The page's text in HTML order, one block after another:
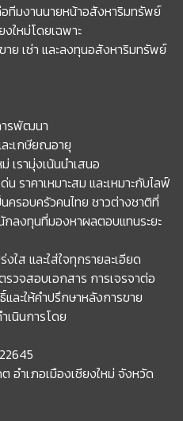
อทีมงานนายหน้าอสังหาริมทรัพย์
ใหม่โดยเฉพาะ
าย เช่า และลงทุนอสังหาริมทรัพย์
ารพัฒนา
ะเกษียณอายุ
เรามุ่งเน้นนำเสนอ
าคาเหมาะสม และเหมาะกับไลฟ์
ครอบครัวคนไทย ชาวต่างชาติที่
ลงทุนที่มองหาผลตอบแทนระยะ
ใส และใส่ใจทุกรายละเอียด
วจสอบเอกสาร การเจรจาต่อ
ละให้คำปรึกษาหลังการขาย
เนินการโดย
อำเภอเมืองเชียงใหม่ จังหวัด